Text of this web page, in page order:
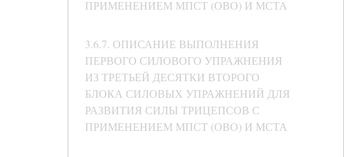
ПРИМЕНЕНИЕМ МПСТ (ОВО) И МСТА
3.6.7. ОПИСАНИЕ ВЫПОЛНЕНИЯ
ПЕРВОГО СИЛОВОГО УПРАЖНЕНИЯ
ИЗ ТРЕТЬЕЙ ДЕСЯТКИ ВТОРОГО
БЛОКА СИЛОВЫХ УПРАЖНЕНИЙ ДЛЯ
РАЗВИТИЯ СИЛЫ ТРИЦЕПСОВ С
ПРИМЕНЕНИЕМ МПСТ (ОВО) И МСТА